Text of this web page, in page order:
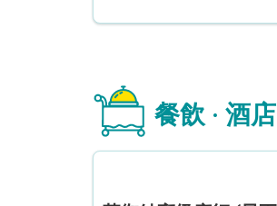
餐飲 · 酒店